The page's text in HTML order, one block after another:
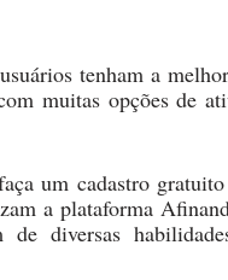
tenham a
muitas opções de
um cadastro
a plataforma
diversas